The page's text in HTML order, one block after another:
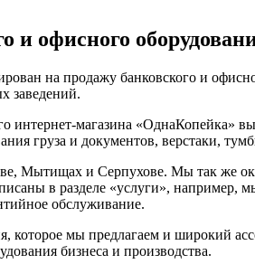
и офисного
на продажу банковского и
заведений.
интернет-магазина
груза и документов, верстаки,
Мытищах и Серпухове. Мы так же
в разделе «услуги», например,
обслуживание.
которое мы предлагаем и широкий
бизнеса и производства.